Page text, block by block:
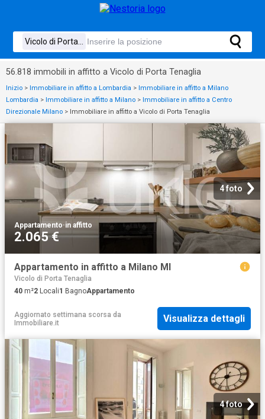
56.818 immobili in affitto a Vicolo di Porta Tenaglia
Inizio > Immobiliare in affitto a Lombardia > Immobiliare in affitto a Milano
Lombardia > Immobiliare in affitto a Milano > Immobiliare in affitto a Centro
Direzionale Milano > Immobiliare in affitto a Vicolo di Porta Tenaglia
4 foto
Appartamento·in affitto
2.065 €
Appartamento in affitto a Milano MI
Vicolo di Porta Tenaglia
40 m²2 Locali1 BagnoAppartamento
Aggiornato settimana scorsa da
Immobiliare.it
Visualizza dettagli
4 foto